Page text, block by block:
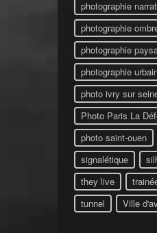
photographie
photographie
photographie
photographie
photo ivry sur
Photo Paris La
photo saint-ouen
signalétique
they live
tunnel
Ville